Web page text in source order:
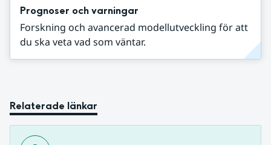
Prognoser och varningar
Forskning och avancerad modellutveckling för att
du ska veta vad som väntar.
Relaterade länkar